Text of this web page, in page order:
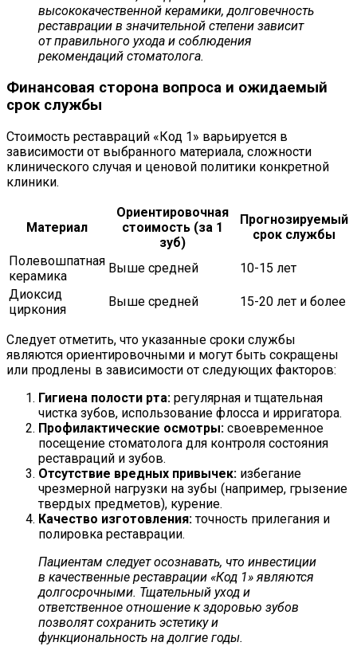
высококачественной керамики, долговечность
реставрации в значительной степени зависит
от правильного ухода и соблюдения
рекомендаций стоматолога.
Финансовая сторона вопроса и ожидаемый
срок службы
Стоимость реставраций «Код 1» варьируется в
зависимости от выбранного материала, сложности
клинического случая и ценовой политики конкретной
клиники.
Материал
Ориентировочная
стоимость (за 1
зуб)
Прогнозируемый
срок службы
Полевошпатная
керамика
Выше средней
10-15 лет
Диоксид
циркония
Выше средней 15-20 лет и более
Следует отметить, что указанные сроки службы
являются ориентировочными и могут быть сокращены
или продлены в зависимости от следующих факторов:
Гигиена полости рта: регулярная и тщательная
чистка зубов, использование флосса и ирригатора.
Профилактические осмотры: своевременное
посещение стоматолога для контроля состояния
реставраций и зубов.
Отсутствие вредных привычек: избегание
чрезмерной нагрузки на зубы (например, грызение
твердых предметов), курение.
Качество изготовления:точность прилегания и
полировка реставрации.
Пациентам следует осознавать, что инвестиции
в качественные реставрации «Код 1» являются
долгосрочными. Тщательный уход и
ответственное отношение к здоровью зубов
позволят сохранить эстетику и
функциональность на долгие годы.